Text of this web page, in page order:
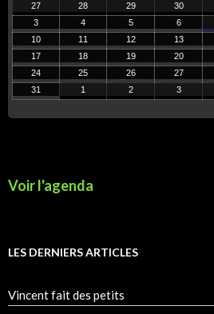
27 28 29 30
3
4 5 6
10
11 12 13
17
18 19 20
24
25 26 27
31
1 2 3
Voir l'agenda
LES DERNIERS ARTICLES
Vincent fait des petits